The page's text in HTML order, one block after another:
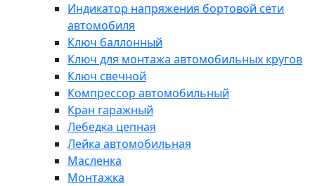
Индикатор напряжения бортовой сети
автомобиля
Ключ баллонный
Ключ для монтажа автомобильных кругов
Ключ свечной
Компрессор автомобильный
Кран гаражный
Лебедка цепная
Лейка автомобильная
Масленка
Монтажка